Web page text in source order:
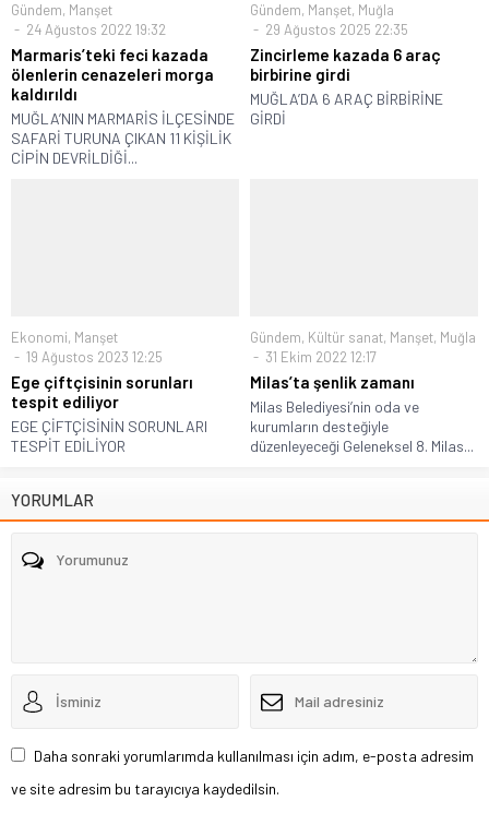
Gündem, Manşet
24 Ağustos 2022 19:32
Marmaris’teki feci kazada
ölenlerin cenazeleri morga
kaldırıldı
MUĞLA’NIN MARMARİS İLÇESİNDE
SAFARİ TURUNA ÇIKAN 11 KİŞİLİK
CİPİN DEVRİLDİĞİ...
Gündem, Manşet, Muğla
29 Ağustos 2025 22:35
Zincirleme kazada 6 araç
birbirine girdi
MUĞLA’DA 6 ARAÇ BİRBİRİNE
GİRDİ
Ekonomi, Manşet
19 Ağustos 2023 12:25
Ege çiftçisinin sorunları
tespit ediliyor
EGE ÇİFTÇİSİNİN SORUNLARI
TESPİT EDİLİYOR
Gündem, Kültür sanat, Manşet, Muğla
31 Ekim 2022 12:17
Milas’ta şenlik zamanı
Milas Belediyesi’nin oda ve
kurumların desteğiyle
düzenleyeceği Geleneksel 8. Milas...
YORUMLAR
Daha sonraki yorumlarımda kullanılması için adım, e-posta adresim
ve site adresim bu tarayıcıya kaydedilsin.